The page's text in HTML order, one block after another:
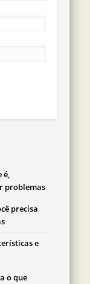
é,
problemas
precisa
e
o que